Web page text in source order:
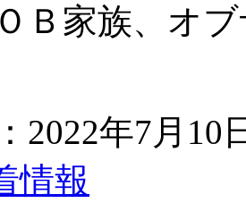
Ｂ家族、オ
2022年7月10
情報